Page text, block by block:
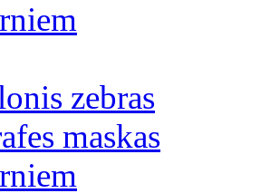
zebras
maskas